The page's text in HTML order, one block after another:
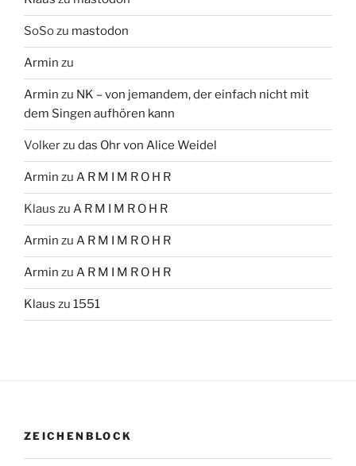
SoSozu mastodon
Armin zu
Armin zu NK – von jemandem, der einfach nicht mit
dem Singen aufhören kann
Volkerzu das Ohr von Alice Weidel
Armin zu A R M I M R O H R
Klaus zu A R M I M R O H R
Armin zu A R M I M R O H R
Armin zu A R M I M R O H R
Klaus zu 1551
ZEICHENBLOCK